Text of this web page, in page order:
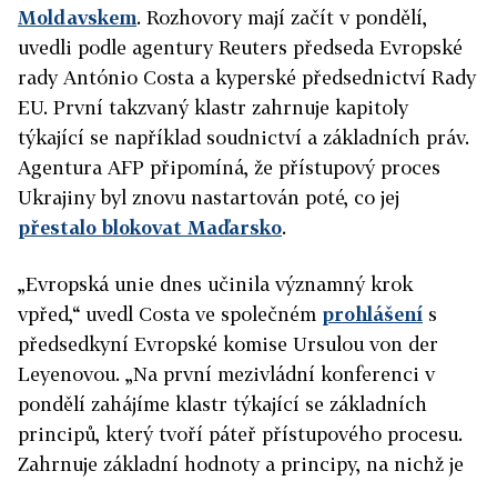
Moldavskem. Rozhovory mají začít v pondělí,
uvedli podle agentury Reuters předseda Evropské
rady António Costa a kyperské předsednictví Rady
EU. První takzvaný klastr zahrnuje kapitoly
týkající se například soudnictví a základních práv.
Agentura AFP připomíná, že přístupový proces
Ukrajiny byl znovu nastartován poté, co jej
přestalo blokovat Maďarsko.
„Evropská unie dnes učinila významný krok
vpřed,“ uvedl Costa ve společném prohlášení s
předsedkyní Evropské komise Ursulou von der
Leyenovou. „Na první mezivládní konferenci v
pondělí zahájíme klastr týkající se základních
principů, který tvoří páteř přístupového procesu.
Zahrnuje základní hodnoty a principy, na nichž je